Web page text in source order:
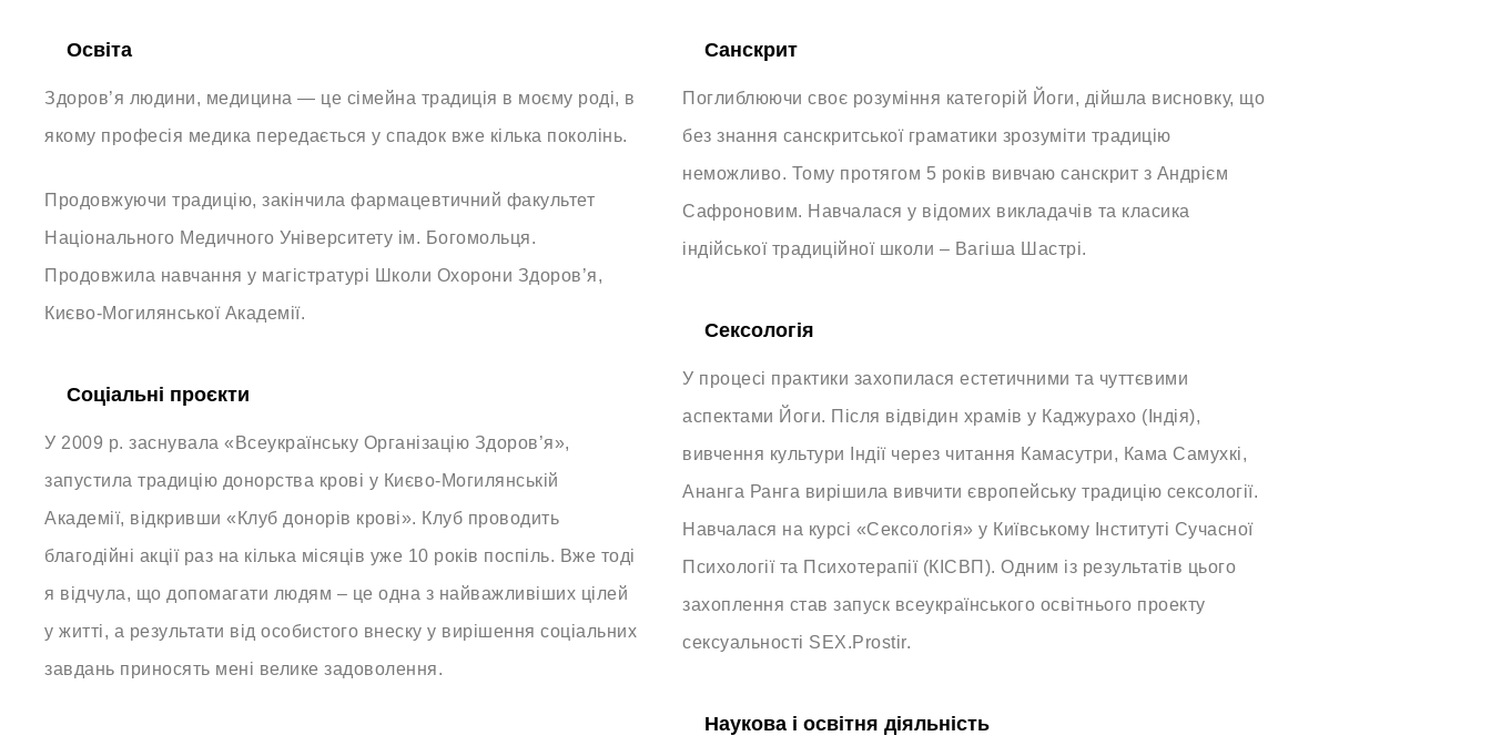
Освіта
Здоров’я людини, медицина — це сімейна традиція в моєму роді, в
якому професія медика передається у спадок вже кілька поколінь.
Продовжуючи традицію, закінчила фармацевтичний факультет
Національного Медичного Університету ім. Богомольця.
Продовжила навчання у магістратурі Школи Охорони Здоров’я,
Києво-Могилянської Академії.
Соціальні проєкти
У 2009 р. заснувала «Всеукраїнську Організацію Здоров’я»,
запустила традицію донорства крові у Києво-Могилянській
Академії, відкривши «Клуб донорів крові». Клуб проводить
благодійні акції раз на кілька місяців уже 10 років поспіль. Вже тоді
я відчула, що допомагати людям – це одна з найважливіших цілей
у житті, а результати від особистого внеску у вирішення соціальних
завдань приносять мені велике задоволення.
Санскрит
Поглиблюючи своє розуміння категорій Йоги, дійшла висновку, що
без знання санскритської граматики зрозуміти традицію
неможливо. Тому протягом 5 років вивчаю санскрит з Андрієм
Сафроновим. Навчалася у відомих викладачів та класика
індійської традиційної школи – Вагіша Шастрі.
Сексологія
У процесі практики захопилася естетичними та чуттєвими
аспектами Йоги. Після відвідин храмів у Каджурахо (Індія),
вивчення культури Індії через читання Камасутри, Кама Самухкі,
Ананга Ранга вирішила вивчити європейську традицію сексології.
Навчалася на курсі «Сексологія» у Київському Інституті Сучасної
Психології та Психотерапії (КІСВП). Одним із результатів цього
захоплення став запуск всеукраїнського освітнього проекту
сексуальності SEX.Prostir.
Наукова і освітня діяльність